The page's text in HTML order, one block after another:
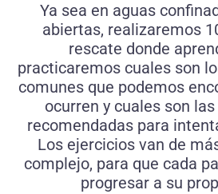
Ya sea en aguas
abiertas, realizaremos
rescate donde
practicaremos cuales son
comunes que podemos
ocurren y cuales son
recomendadas para
Los ejercicios van de
complejo, para que cada
progresar a su